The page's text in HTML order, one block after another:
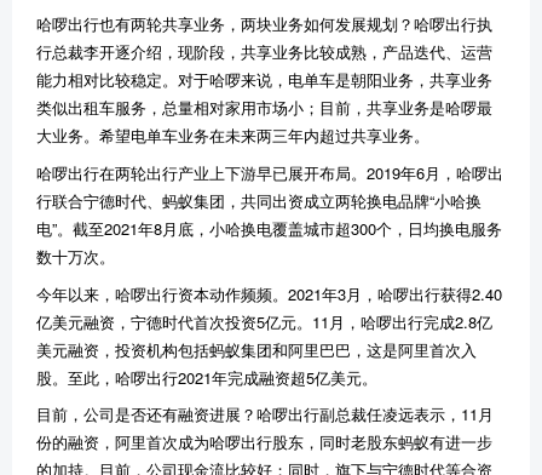
哈啰出行也有两轮共享业务，两块业务如何发展规划？哈啰出行执
行总裁李开逐介绍，现阶段，共享业务比较成熟，产品迭代、运营
能力相对比较稳定。对于哈啰来说，电单车是朝阳业务，共享业务
类似出租车服务，总量相对家用市场小；目前，共享业务是哈啰最
大业务。希望电单车业务在未来两三年内超过共享业务。
哈啰出行在两轮出行产业上下游早已展开布局。2019年6月，哈啰出
行联合宁德时代、蚂蚁集团，共同出资成立两轮换电品牌“小哈换
电”。截至2021年8月底，小哈换电覆盖城市超300个，日均换电服务
数十万次。
今年以来，哈啰出行资本动作频频。2021年3月，哈啰出行获得2.40
亿美元融资，宁德时代首次投资5亿元。11月，哈啰出行完成2.8亿
美元融资，投资机构包括蚂蚁集团和阿里巴巴，这是阿里首次入
股。至此，哈啰出行2021年完成融资超5亿美元。
目前，公司是否还有融资进展？哈啰出行副总裁任凌远表示，11月
份的融资，阿里首次成为哈啰出行股东，同时老股东蚂蚁有进一步
的加持。目前，公司现金流比较好；同时，旗下与宁德时代等合资